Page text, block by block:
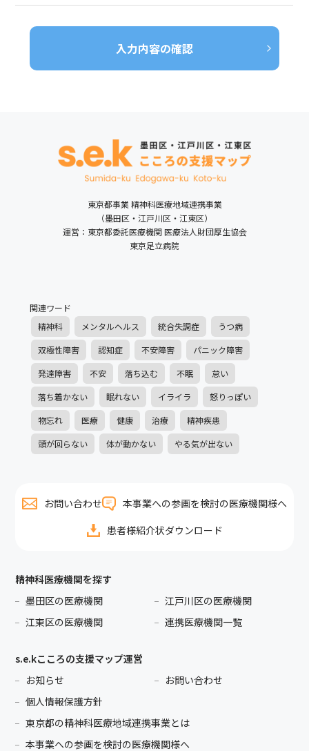
東京都事業 精神科医療地域連携事業
（墨田区・江戸川区・江東区）
運営：東京都委託医療機関 医療法人財団厚生協会
東京足立病院
関連ワード
精神科
メンタルヘルス 統合失調症
うつ病
双極性障害
認知症 不安障害
パニック障害
発達障害
不安 落ち込む 不眠
怠い
落ち着かない
眠れない イライラ
怒りっぽい
物忘れ
医療 健康 治療
精神疾患
頭が回らない
体が動かない やる気が出ない
お問い合わせ
本事業への参画を検討の医療機関様へ
患者様紹介状ダウンロード
精神科医療機関を探す
墨田区の医療機関
江戸川区の医療機関
江東区の医療機関
連携医療機関一覧
s.e.kこころの支援マップ運営
お知らせ
お問い合わせ
個人情報保護方針
東京都の精神科医療地域連携事業とは
本事業への参画を検討の医療機関様へ